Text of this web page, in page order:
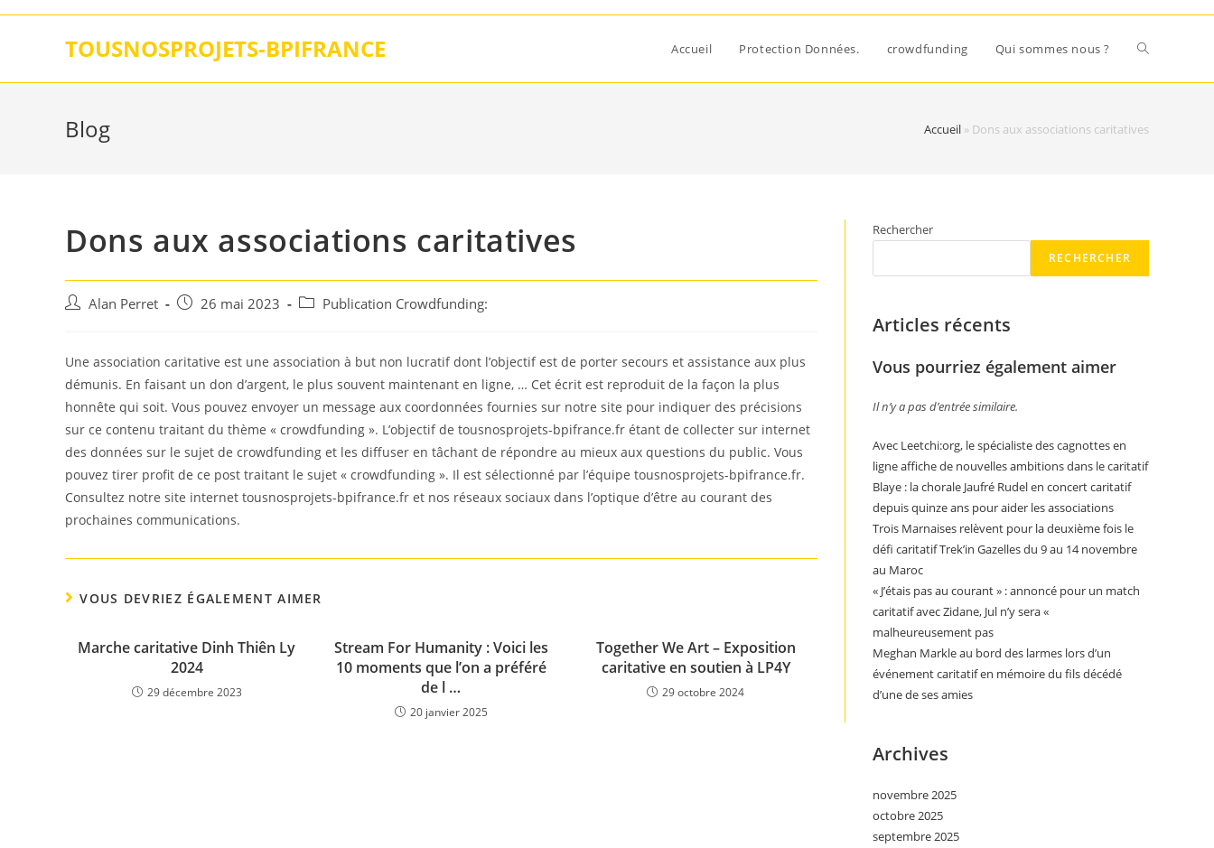
Skip
TOUSNOSPROJETS-BPIFRANCE Accueil Protection Données. crowdfunding Qui sommes nous ?
Blog Accueil » Dons aux associations caritatives
Dons aux associations caritatives
Auteur/autrice
publication :
Alan Perret
Post 26 mai 2023
Post Publication Crowdfunding:
Une association caritative est une association à but non lucratif dont l’objectif est de porter secours et assistance aux plus
démunis. En faisant un don d’argent, le plus souvent maintenant en ligne, … Cet écrit est reproduit de la façon la plus
honnête qui soit. Vous pouvez envoyer un message aux coordonnées fournies sur notre site pour indiquer des précisions
sur ce contenu traitant du thème « crowdfunding ». L’objectif de tousnosprojets-bpifrance.fr étant de collecter sur internet
des données sur le sujet de crowdfunding et les diffuser en tâchant de répondre au mieux aux questions du public. Vous
pouvez tirer profit de ce post traitant le sujet « crowdfunding ». Il est sélectionné par l’équipe tousnosprojets-bpifrance.fr.
Consultez notre site internet tousnosprojets-bpifrance.fr et nos réseaux sociaux dans l’optique d’être au courant des
prochaines communications.
VOUS DEVRIEZ ÉGALEMENT AIMER
Marche caritative Dinh Thiên Ly
2024
29 décembre 2023
Stream For Humanity : Voici les
10 moments que l’on a préféré
de l …
20 janvier 2025
Together We Art – Exposition
caritative en soutien à LP4Y
29 octobre 2024
Rechercher
RECHERCHER
Articles récents
Vous pourriez également aimer
Il n’y a pas d’entrée similaire.
Avec Leetchi:org, le spécialiste des cagnottes en
ligne affiche de nouvelles ambitions dans le caritatif
Blaye : la chorale Jaufré Rudel en concert caritatif
depuis quinze ans pour aider les associations
Trois Marnaises relèvent pour la deuxième fois le
défi caritatif Trek’in Gazelles du 9 au 14 novembre
au Maroc
« J’étais pas au courant » : annoncé pour un match
caritatif avec Zidane, Jul n’y sera «
malheureusement pas
Meghan Markle au bord des larmes lors d’un
événement caritatif en mémoire du fils décédé
d’une de ses amies
Archives
novembre 2025
octobre 2025
septembre 2025